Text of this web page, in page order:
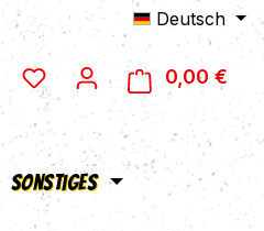
Deutsch
0,00 €
Sonstiges